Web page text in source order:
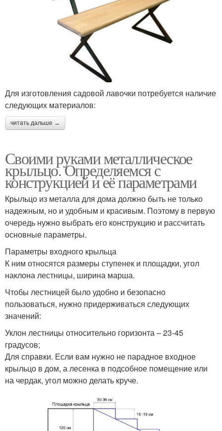
Для изготовления садовой лавочки потребуется наличие
следующих материалов:
читать дальше →
Своими руками металлическое
крыльцо. Определяемся с
конструкцией и её параметрами
Крыльцо из металла для дома должно быть не только
надежным, но и удобным и красивым. Поэтому в первую
очередь нужно выбрать его конструкцию и рассчитать
основные параметры.
Параметры входного крыльца
К ним относятся размеры ступенек и площадки, угол
наклона лестницы, ширина марша.
Чтобы лестницей было удобно и безопасно
пользоваться, нужно придерживаться следующих
значений:
Уклон лестницы относительно горизонта – 23-45
градусов;
Для справки. Если вам нужно не парадное входное
крыльцо в дом, а лесенка в подсобное помещение или
на чердак, угол можно делать круче.